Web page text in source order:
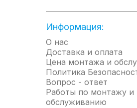
Удобная ручка
Армированный
Долговечное
Защитная
Автоматическое
При устранении
Отсекатель из
давлении газа
Информация:
О нас
Доставка и оплата
Цена монтажа и
Политика
Вопрос - ответ
Работы по монтажу и
обслуживанию